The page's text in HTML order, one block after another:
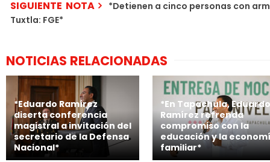
SIGUIENTE NOTA
*Detienen a cinco personas con
Tuxtla: FGE*
NOTICIAS RELACIONADAS
*Eduardo Ramírez
diserta conferencia
magistral a invitación del
secretario de la Defensa
Nacional*
*En Tapachula, Eduardo
Ramírez refrenda
compromiso con la
educación y la
familiar*